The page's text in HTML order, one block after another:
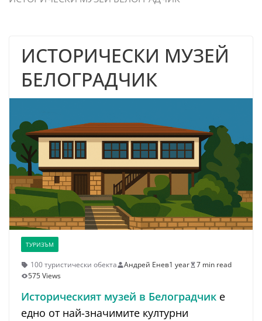
ИСТОРИЧЕСКИ МУЗЕЙ
БЕЛОГРАДЧИК
ТУРИЗЪМ
100 туристически обекта Андрей Енев1 year
7 min read
575 Views
Историческият музей в Белоградчик е
едно от най-значимите културни